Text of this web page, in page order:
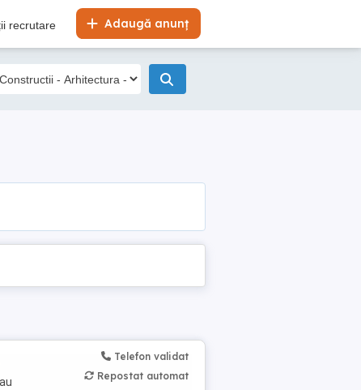
Adaugă anunț
recrutare
Telefon validat
Repostat automat